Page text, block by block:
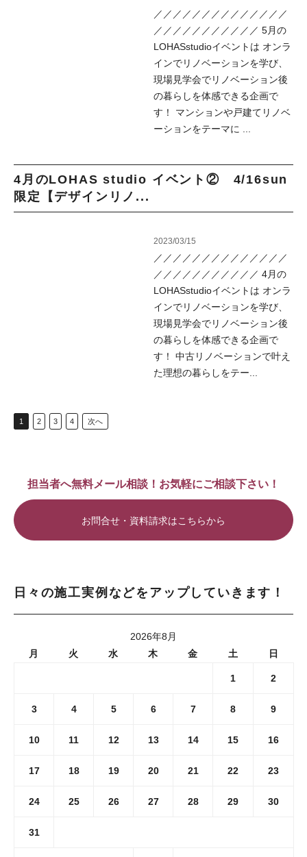
／／／／／／／／／／／／／／
／／／／／／／／／／／ 5月の
LOHASstudioイベントは オンラ
インでリノベーションを学び、
現場見学会でリノベーション後
の暮らしを体感できる企画で
す！ マンションや戸建てリノベ
ーションをテーマに ...
4月のLOHAS studio イベント② 4/16sun
限定【デザインリノ...
2023/03/15
／／／／／／／／／／／／／／
／／／／／／／／／／／ 4月の
LOHASstudioイベントは オンラ
インでリノベーションを学び、
現場見学会でリノベーション後
の暮らしを体感できる企画で
す！ 中古リノベーションで叶え
た理想の暮らしをテー...
1 2 3 4 次へ
担当者へ無料メール相談！お気軽にご相談下さい！
お問合せ・資料請求はこちらから
日々の施工実例などをアップしていきます！
2026年8月
月
火 水 木 金 土 日
1 2
3 4 5 6 7 8 9
10 11 12 13 14 15 16
17 18 19 20 21 22 23
24 25 26 27 28 29 30
31